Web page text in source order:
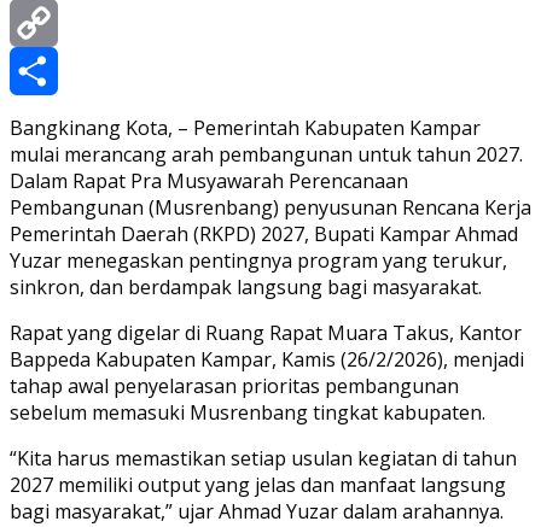
Print
Copy
Link
Share
Bangkinang Kota, – Pemerintah Kabupaten Kampar
mulai merancang arah pembangunan untuk tahun 2027.
Dalam Rapat Pra Musyawarah Perencanaan
Pembangunan (Musrenbang) penyusunan Rencana Kerja
Pemerintah Daerah (RKPD) 2027, Bupati Kampar Ahmad
Yuzar menegaskan pentingnya program yang terukur,
sinkron, dan berdampak langsung bagi masyarakat.
Rapat yang digelar di Ruang Rapat Muara Takus, Kantor
Bappeda Kabupaten Kampar, Kamis (26/2/2026), menjadi
tahap awal penyelarasan prioritas pembangunan
sebelum memasuki Musrenbang tingkat kabupaten.
“Kita harus memastikan setiap usulan kegiatan di tahun
2027 memiliki output yang jelas dan manfaat langsung
bagi masyarakat,” ujar Ahmad Yuzar dalam arahannya.